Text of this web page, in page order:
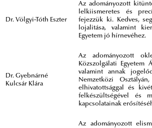
Dr. Völgyi-Tóth Eszter
Az adományozott
lelkiismeretes és
fejezzük ki. Kedves,
lojalitása, valamint
Egyetem jó hírnevéhez.
Dr. Gyebnárné
Kulcsár Klára
Az adományozott
Közszolgálati Egyetem
valamint annak
Nemzetközi
elhivatottsággal és
felkészültségével és
kapcsolatainak
Az adományozott